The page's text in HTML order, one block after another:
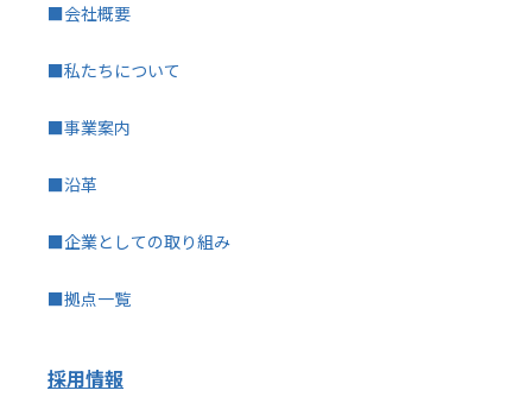
■会社概要
■私たちについて
■事業案内
■沿革
■企業としての取り組み
■拠点一覧
採用情報